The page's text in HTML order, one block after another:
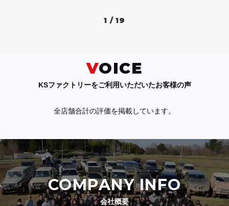
1 / 19
VOICE
KSファクトリーをご利用いただいたお客様の声
全店舗合計の評価を掲載しています。
COMPANY INFO
会社概要